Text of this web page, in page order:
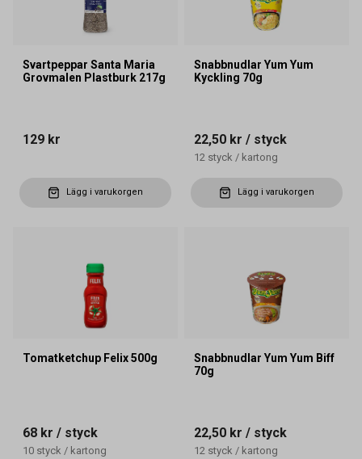
Svartpeppar Santa Maria
Grovmalen Plastburk 217g
129 kr
Lägg i varukorgen
Snabbnudlar Yum Yum
Kyckling 70g
22,50 kr / styck
12 styck / kartong
Lägg i varukorgen
Tomatketchup Felix 500g
68 kr / styck
10 styck / kartong
Snabbnudlar Yum Yum Biff
70g
22,50 kr / styck
12 styck / kartong